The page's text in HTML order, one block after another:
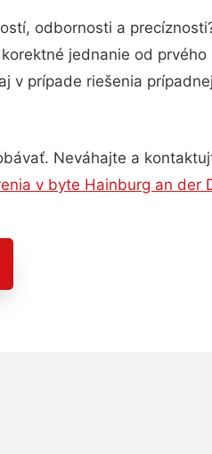
odbornosti a
jednanie od
v prípade riešenia
Neváhajte a
v byte Hainburg an der